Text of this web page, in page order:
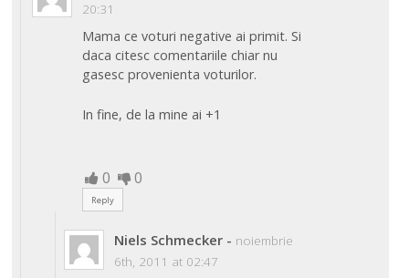
20:31
Mama ce voturi negative ai primit. Si
daca citesc comentariile chiar nu
gasesc provenienta voturilor.
In fine, de la mine ai +1
0 0
Reply
Niels Schmecker - noiembrie
6th, 2011 at 02:47